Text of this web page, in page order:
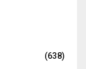
(638)